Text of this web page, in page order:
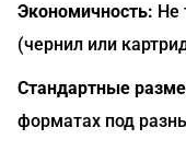
Экономичность: Не
(чернил или
Стандартные
форматах под